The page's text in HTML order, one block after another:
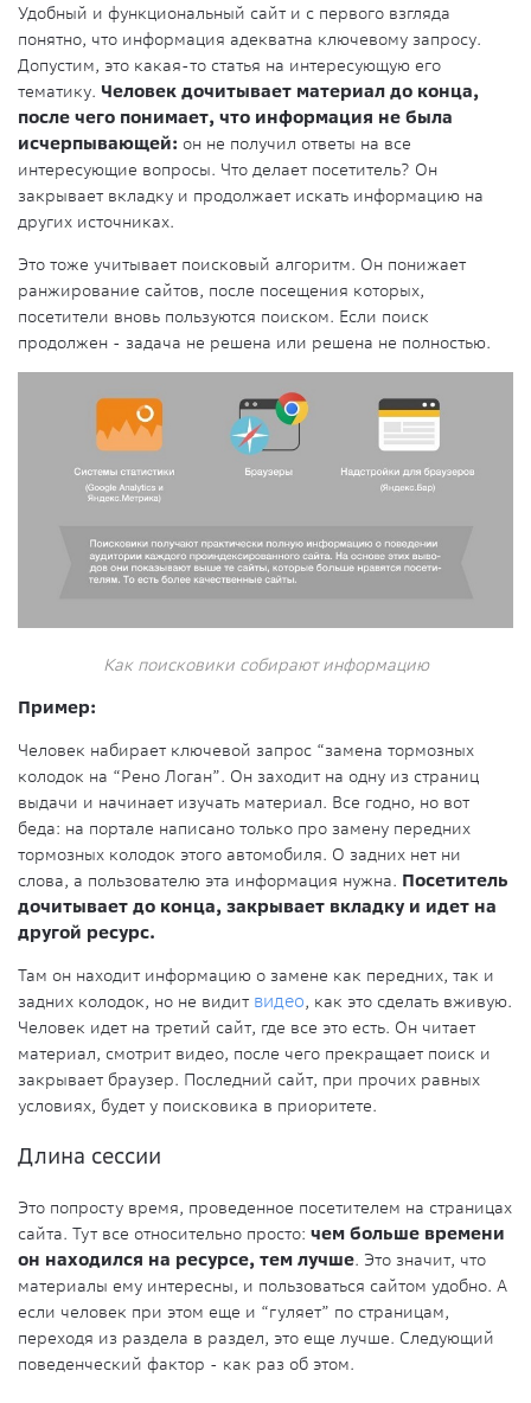
Удобный и функциональный сайт и с первого взгляда
понятно, что информация адекватна ключевому запросу.
Допустим, это какая-то статья на интересующую его
тематику. Человек дочитывает материал до конца,
после чего понимает, что информация не была
исчерпывающей: он не получил ответы на все
интересующие вопросы. Что делает посетитель? Он
закрывает вкладку и продолжает искать информацию на
других источниках.
Это тоже учитывает поисковый алгоритм. Он понижает
ранжирование сайтов, после посещения которых,
посетители вновь пользуются поиском. Если поиск
продолжен - задача не решена или решена не полностью.
Как поисковики собирают информацию
Пример:
Человек набирает ключевой запрос “замена тормозных
колодок на “Рено Логан”. Он заходит на одну из страниц
выдачи и начинает изучать материал. Все годно, но вот
беда: на портале написано только про замену передних
тормозных колодок этого автомобиля. О задних нет ни
слова, а пользователю эта информация нужна. Посетитель
дочитывает до конца, закрывает вкладку и идет на
другой ресурс.
Там он находит информацию о замене как передних, так и
задних колодок, но не видит видео, как это сделать вживую.
Человек идет на третий сайт, где все это есть. Он читает
материал, смотрит видео, после чего прекращает поиск и
закрывает браузер. Последний сайт, при прочих равных
условиях, будет у поисковика в приоритете.
Длина сессии
Это попросту время, проведенное посетителем на страницах
сайта. Тут все относительно просто: чем больше времени
он находился на ресурсе, тем лучше. Это значит, что
материалы ему интересны, и пользоваться сайтом удобно. А
если человек при этом еще и “гуляет” по страницам,
переходя из раздела в раздел, это еще лучше. Следующий
поведенческий фактор - как раз об этом.